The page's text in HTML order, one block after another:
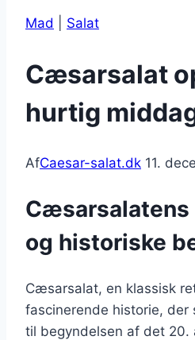
Mad Salat
Cæsarsalat
hurtig
AfCaesar-salat.dk 11.
og historiske
Cæsarsalat, en klassisk
fascinerende historie,
til begyndelsen af det 20.